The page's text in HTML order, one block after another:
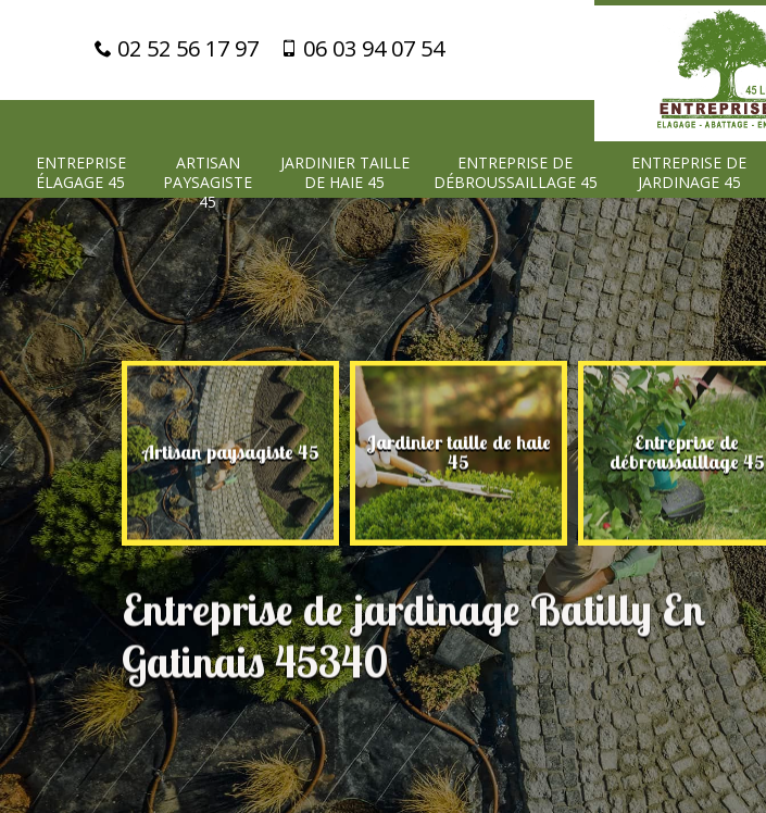
02 52 56 17 97 06 03 94 07 54
ENTREPRISE
ÉLAGAGE 45
ARTISAN
PAYSAGISTE
45
JARDINIER TAILLE
DE HAIE 45
ENTREPRISE DE
DÉBROUSSAILLAGE 45
ENTREPRISE DE
JARDINAGE 45
45 Artisan paysagiste 45 Jardinier taille de haie
45
Entreprise de
débroussaillage 45
Entreprise de jardinage Batilly En
Gatinais 45340